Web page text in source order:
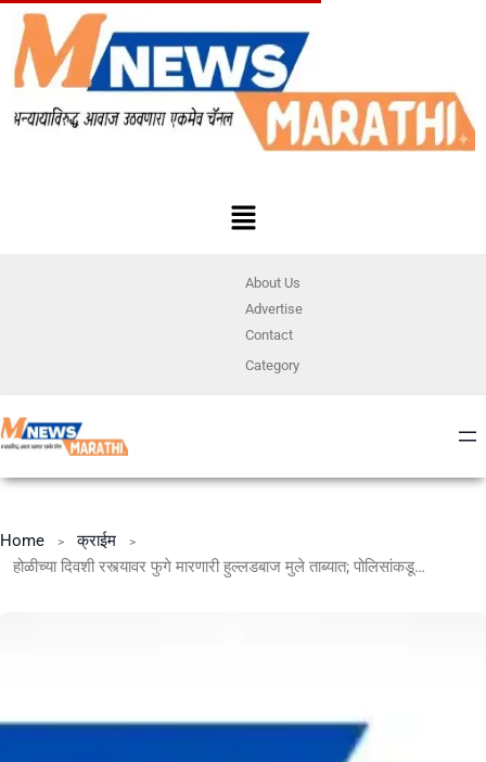
About Us
Advertise
Contact
Category
Home
क्राईम
होळीच्या दिवशी रस्त्यावर फुगे मारणारी हुल्लडबाज मुले ताब्यात; पोलिसांकडून पालकांवर गुन्हे